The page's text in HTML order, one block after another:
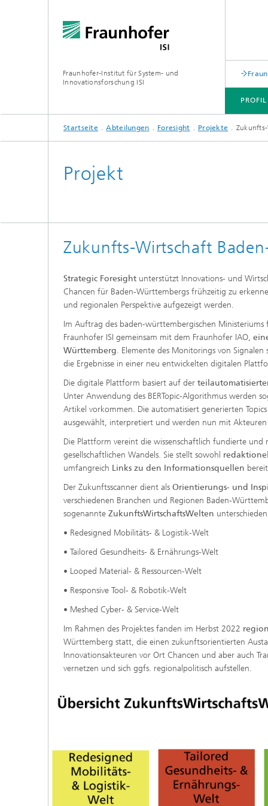
Fraunhofer-Institut für System- und
Innovationsforschung ISI
PROFIL
PROFIL
ABTEILUNGEN
THEMEN
JOINT INNOVATION HUB
Startseite Abteilungen Foresight Projekte
Projekt
Zukunfts-Wirtschaft
Strategic Foresight unterstützt Innovations- und
Chancen für Baden-Württembergs frühzeitig zu
und regionalen Perspektive aufgezeigt werden.
Im Auftrag des baden-württembergischen
Fraunhofer ISI gemeinsam mit dem Fraunhofer IAO,
Württemberg. Elemente des Monitorings von
die Ergebnisse in einer neu entwickelten digitalen
Die digitale Plattform basiert auf der
Unter Anwendung des BERTopic-Algorithmus werden
Artikel vorkommen. Die automatisiert generierten
ausgewählt, interpretiert und werden nun mit
Die Plattform vereint die wissenschaftlich fundierte und
gesellschaftlichen Wandels. Sie stellt sowohl
umfangreich Links zu den Informationsquellen
Der Zukunftsscanner dient als Orientierungs- und
verschiedenen Branchen und Regionen Baden-
sogenannte ZukunftsWirtschaftsWelten
• Redesigned Mobilitäts- & Logistik-Welt
• Tailored Gesundheits- & Ernährungs-Welt
• Looped Material- & Ressourcen-Welt
• Responsive Tool- & Robotik-Welt
• Meshed Cyber- & Service-Welt
Im Rahmen des Projektes fanden im Herbst 2022
Württemberg statt, die einen zukunftsorientierten
Innovationsakteuren vor Ort Chancen und aber auch
vernetzen und sich ggfs. regionalpolitisch aufstellen.